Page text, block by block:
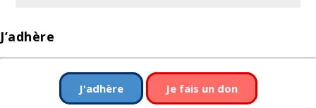
J’adhère
J'adhère Je fais un don